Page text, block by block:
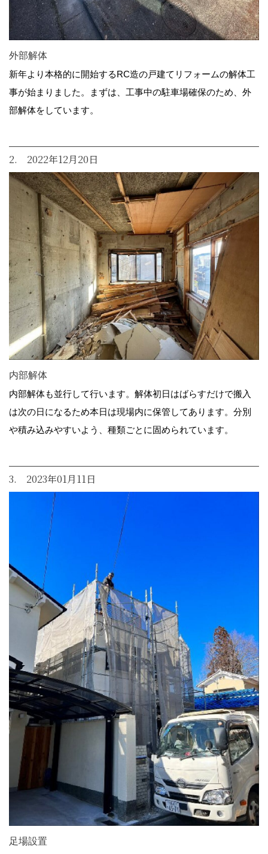
外部解体
新年より本格的に開始するRC造の戸建てリフォームの解体工
事が始まりました。まずは、工事中の駐車場確保のため、外
部解体をしています。
2. 2022年12月20日
内部解体
内部解体も並行して行います。解体初日はばらすだけで搬入
は次の日になるため本日は現場内に保管してあります。分別
や積み込みやすいよう、種類ごとに固められています。
3. 2023年01月11日
足場設置